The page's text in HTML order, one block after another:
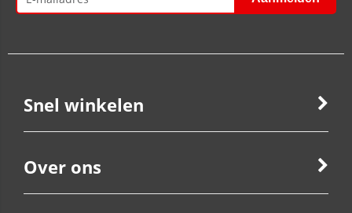
Snel winkelen
Over ons